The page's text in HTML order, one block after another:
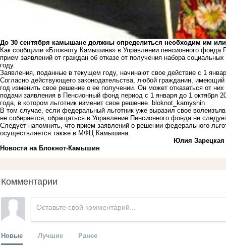
До 30 сентября камышане должны определиться необходим им или
Как сообщили «Блокноту Камышина» в Управлении пенсионного
прием заявлений от граждан об отказе от получения набора
году.
Заявления, поданные в текущем году, начинают свое действие с 1
Согласно действующего законодательства, любой гражданин,
год изменить свое решение о ее получении. Он может отказаться от
подачи заявления в Пенсионный фонд период с 1 января до 1 октября
года, в котором льготник изменит свое решение. bloknot_kamyshin
В том случае, если федеральный льготник уже выразил свое
не собирается, обращаться в Управление Пенсионного фонда не
Следует напомнить, что прием заявлений о решении федерального
осуществляется также в МФЦ Камышина.
Юлия Зарецкая
Новости на Блoкнoт-Камышин
Комментарии
Новые Лучшие Ранее